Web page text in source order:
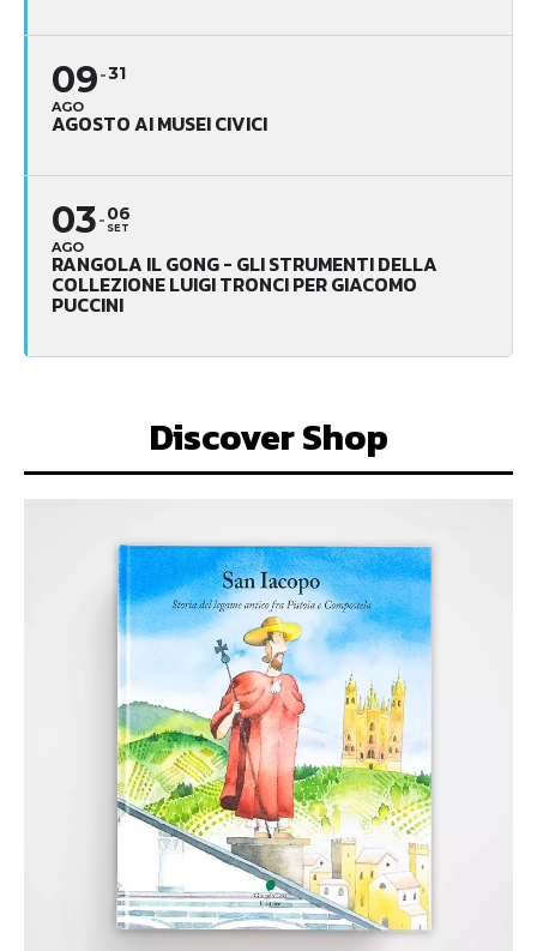
09
AGO
31
AGOSTO AI MUSEI CIVICI
03
AGO
06
SET
RANGOLA IL GONG - GLI STRUMENTI DELLA
COLLEZIONE LUIGI TRONCI PER GIACOMO
PUCCINI
Discover Shop